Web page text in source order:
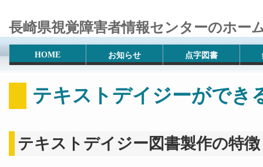
長崎県視覚障害者情報センターのホー
HOME お知らせ 点字図書
テキストデイジーができ
テキストデイジー図書製作の特徴